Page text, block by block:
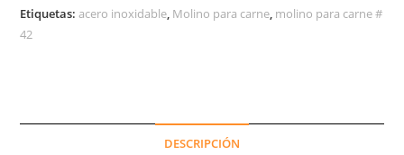
Etiquetas:acero inoxidable, Molino para carne, molino para carne #
42
DESCRIPCIÓN